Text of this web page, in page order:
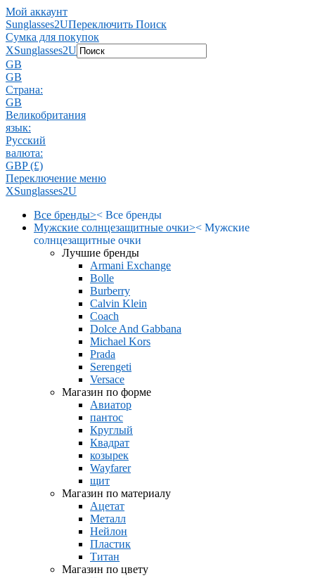
Мой аккаунт
Sunglasses2UПереключить Поиск
Сумка для покупок
XSunglasses2U
GB
GB
Страна:
GB
Великобритания
язык:
Pусский
валюта:
GBP (£)
Переключение меню
XSunglasses2U
Все бренды>< Все бренды
Мужские солнцезащитные очки>< Мужские
солнцезащитные очки
Лучшие бренды
Armani Exchange
Bolle
Burberry
Calvin Klein
Coach
Dolce And Gabbana
Michael Kors
Prada
Serengeti
Versace
Магазин по форме
Авиатор
пантос
Круглый
Квадрат
козырек
Wayfarer
щит
Магазин по материалу
Ацетат
Металл
Нейлон
Пластик
Титан
Магазин по цвету